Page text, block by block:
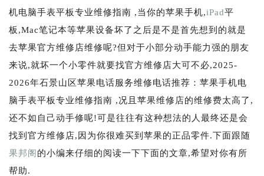
机电脑手表平板专业维修指南 ,当你的苹果手机,iPad平
板,Mac笔记本等苹果设备坏了之后是不是首先想到的就是
去苹果官方维修店维修呢?但对于小部分动手能力强的朋友
来说,就坏一个小零件就要找官方维修店大可不必,2025-
2026年石景山区苹果电话服务维修电话推荐：苹果手机电
脑手表平板专业维修指南 ,况且苹果维修店的维修费太高了,
还不如自己动手修呢!可是往往有这种想法的人最终还是会
找到官方维修店,因为你很难买到苹果的正品零件.下面跟随
果邦阁的小编来仔细的阅读一下下面的文章,希望对你有所
帮助.